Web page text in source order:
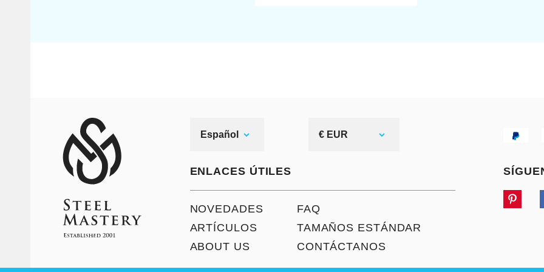
Español € EUR
ENLACES ÚTILES
NOVEDADES
ARTÍCULOS
ABOUT US
FAQ
TAMAÑOS ESTÁNDAR
CONTÁCTANOS